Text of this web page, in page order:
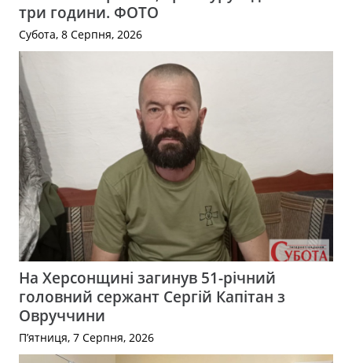
три години. ФОТО
Субота, 8 Серпня, 2026
На Херсонщині загинув 51-річний
головний сержант Сергій Капітан з
Овруччини
П’ятниця, 7 Серпня, 2026